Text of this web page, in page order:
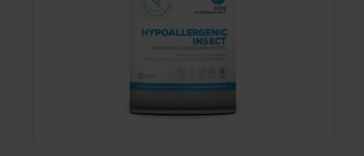
minimize
minimize